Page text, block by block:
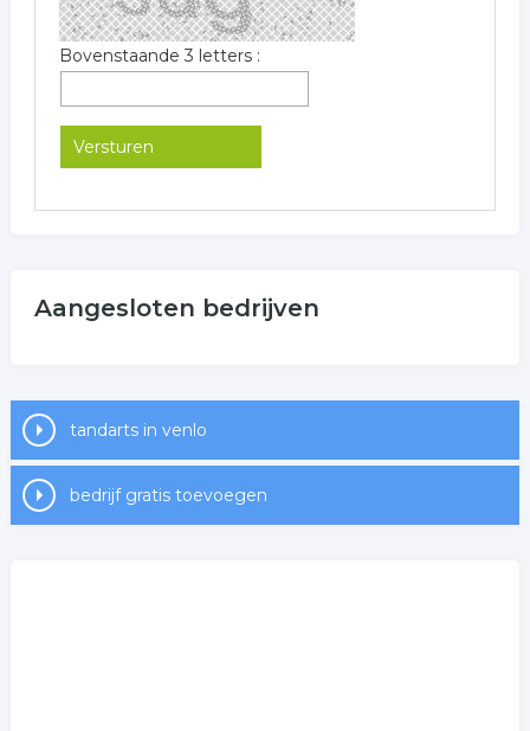
Bovenstaande 3 letters :
Aangesloten bedrijven
tandarts in venlo
bedrijf gratis toevoegen